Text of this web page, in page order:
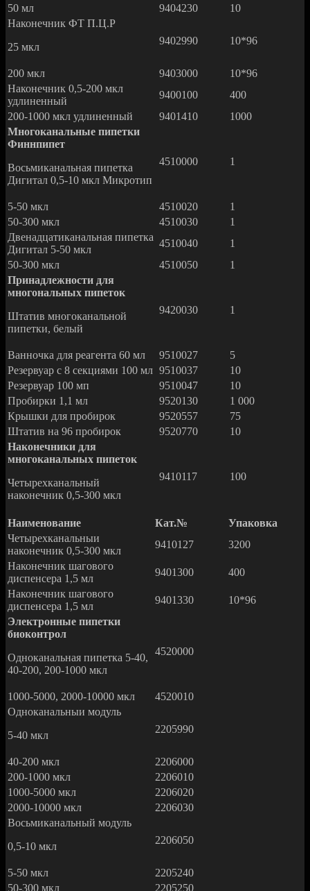
50 мл
9404230
10
Наконечник ФТ П.Ц.Р
25 мкл
9402990 10*96
200 мкл 9403000
10*96
Наконечник 0,5-200 мкл
удлиненный
9400100
400
200-1000 мкл удлиненный
9401410
1000
Многоканальные пипетки
Финнпипет
Восьмиканальная пипетка
Дигитал 0,5-10 мкл Микротип
4510000 1
5-50 мкл 4510020
1
50-300 мкл
4510030
1
Двенадцатиканальная пипетка
Дигитал 5-50 мкл
4510040
1
50-300 мкл
4510050
1
Принадлежности для
многональных пипеток
Штатив многоканальной
пипетки, белый
9420030 1
Ванночка для реагента 60 мл 9510027
5
Резервуар с 8 секциями 100 мл 9510037
10
Резервуар 100 мп
9510047
10
Пробирки 1,1 мл
9520130
1 000
Крышки для пробирок
9520557
75
Штатив на 96 пробирок
9520770
10
Наконечники для
многоканальных пипеток
Четырехканальный
наконечник 0,5-300 мкл
9410117 100
Наименование Кат.№
Упаковка
Четырехканальныи
наконечник 0,5-300 мкл
9410127
3200
Наконечник шагового
диспенсера 1,5 мл
9401300
400
Наконечник шагового
диспенсера 1,5 мл
9401330
10*96
Электронные пипетки
биоконтрол
Одноканальная пипетка 5-40,
40-200, 200-1000 мкл
4520000
1000-5000, 2000-10000 мкл
4520010
Одноканальныи модуль
5-40 мкл
2205990
40-200 мкл
2206000
200-1000 мкл
2206010
1000-5000 мкл
2206020
2000-10000 мкл
2206030
Восьмиканальный модуль
0,5-10 мкл
2206050
5-50 мкл
2205240
50-300 мкл
2205250